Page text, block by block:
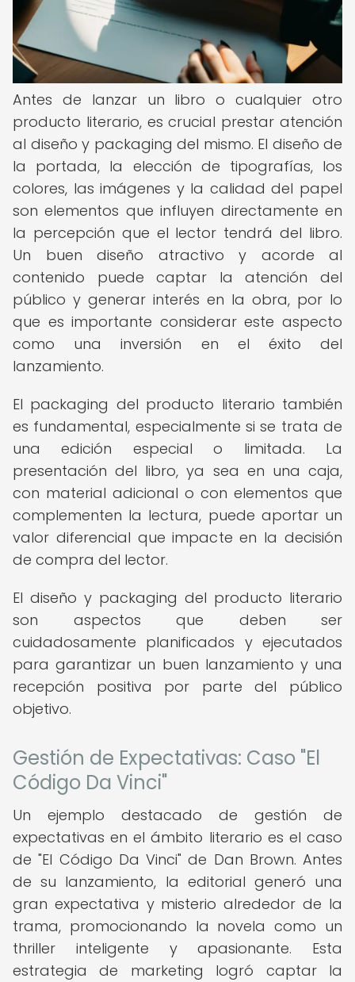
Antes de lanzar un libro o cualquier otro
producto literario, es crucial prestar atención
al diseño y packaging del mismo. El diseño de
la portada, la elección de tipografías, los
colores, las imágenes y la calidad del papel
son elementos que influyen directamente en
la percepción que el lector tendrá del libro.
Un buen diseño atractivo y acorde al
contenido puede captar la atención del
público y generar interés en la obra, por lo
que es importante considerar este aspecto
como una inversión en el éxito del
lanzamiento.
El packaging del producto literario también
es fundamental, especialmente si se trata de
una edición especial o limitada. La
presentación del libro, ya sea en una caja,
con material adicional o con elementos que
complementen la lectura, puede aportar un
valor diferencial que impacte en la decisión
de compra del lector.
El diseño y packaging del producto literario
son aspectos que deben ser
cuidadosamente planificados y ejecutados
para garantizar un buen lanzamiento y una
recepción positiva por parte del público
objetivo.
Gestión de Expectativas: Caso "El
Código Da Vinci"
Un ejemplo destacado de gestión de
expectativas en el ámbito literario es el caso
de "El Código Da Vinci" de Dan Brown. Antes
de su lanzamiento, la editorial generó una
gran expectativa y misterio alrededor de la
trama, promocionando la novela como un
thriller inteligente y apasionante. Esta
estrategia de marketing logró captar la